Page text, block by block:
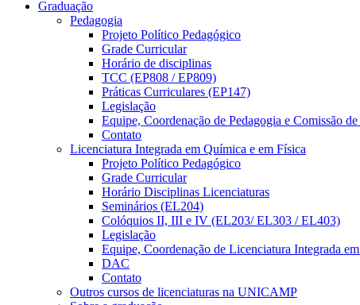
Graduação
Pedagogia
Projeto Político Pedagógico
Grade Curricular
Horário de disciplinas
TCC (EP808 / EP809)
Práticas Curriculares (EP147)
Legislação
Equipe, Coordenação de Pedagogia e Comissão
Contato
Licenciatura Integrada em Química e em Física
Projeto Político Pedagógico
Grade Curricular
Horário Disciplinas Licenciaturas
Seminários (EL204)
Colóquios II, III e IV (EL203/ EL303 / EL403)
Legislação
Equipe, Coordenação de Licenciatura Integrada
DAC
Contato
Outros cursos de licenciaturas na UNICAMP